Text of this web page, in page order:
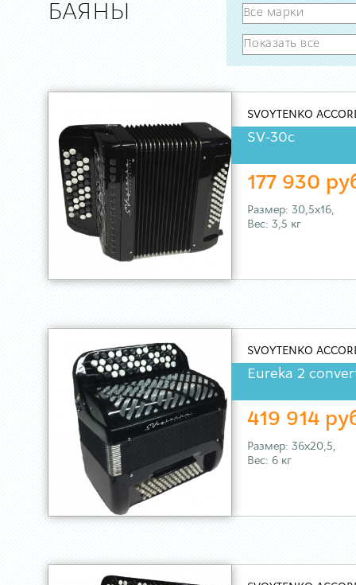
БАЯНЫ
SVOYTENKO
SV-30с
177 930
Размер: 30,5х16,
Вес: 3,5 кг
SVOYTENKO
Eureka 2
419 914
Размер: 36х20,5,
Вес: 6 кг